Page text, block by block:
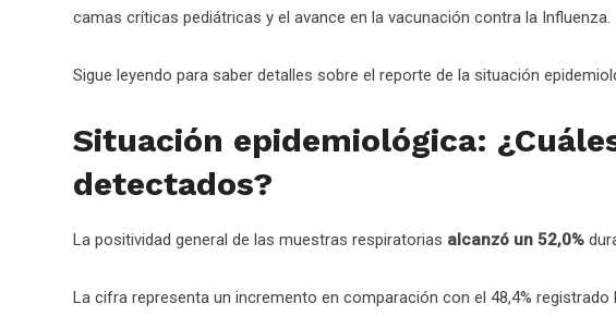
camas críticas pediátricas y el avance en la vacunación contra la Influenza.
Sigue leyendo para saber detalles sobre el reporte de la situación
Situación epidemiológica:
detectados?
La positividad general de las muestras respiratorias alcanzó un 52,0%
La cifra representa un incremento en comparación con el 48,4% registrado